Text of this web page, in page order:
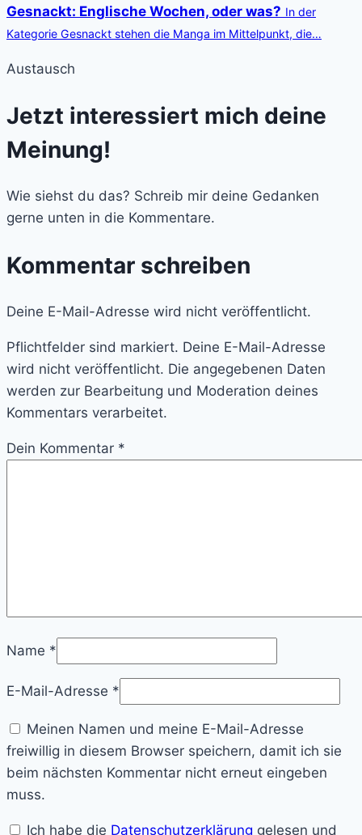
Gesnackt: Englische Wochen, oder was? In der
Kategorie Gesnackt stehen die Manga im Mittelpunkt, die…
Austausch
Jetzt interessiert mich deine
Meinung!
Wie siehst du das? Schreib mir deine Gedanken
gerne unten in die Kommentare.
Kommentar schreiben
Deine E-Mail-Adresse wird nicht veröffentlicht.
Pflichtfelder sind markiert. Deine E-Mail-Adresse
wird nicht veröffentlicht. Die angegebenen Daten
werden zur Bearbeitung und Moderation deines
Kommentars verarbeitet.
Dein Kommentar *
Name *
E-Mail-Adresse *
Meinen Namen und meine E-Mail-Adresse
freiwillig in diesem Browser speichern, damit ich sie
beim nächsten Kommentar nicht erneut eingeben
muss.
Ich habe die Datenschutzerklärung gelesen und